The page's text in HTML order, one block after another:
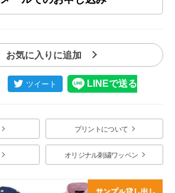
お気に入りに追加
プリントについて
オリジナル刺繍ワッペン